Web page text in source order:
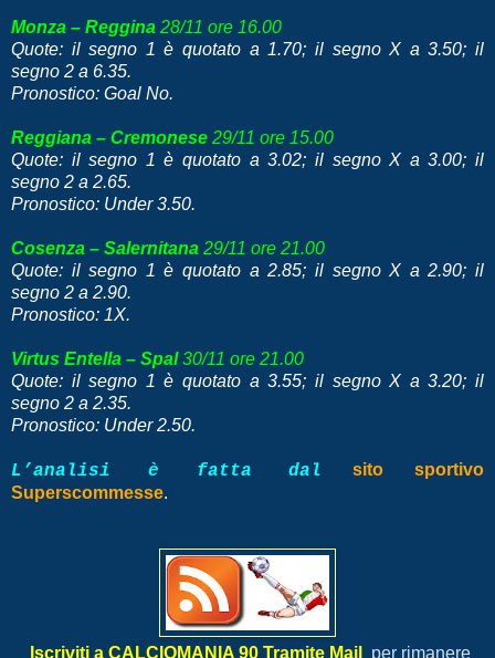
Monza – Reggina 28/11 ore 16.00
Quote: il segno 1 è quotato a 1.70; il segno X a 3.50; il
segno 2 a 6.35.
Pronostico: Goal No.
Reggiana – Cremonese 29/11 ore 15.00
Quote: il segno 1 è quotato a 3.02; il segno X a 3.00; il
segno 2 a 2.65.
Pronostico: Under 3.50.
Cosenza – Salernitana 29/11 ore 21.00
Quote: il segno 1 è quotato a 2.85; il segno X a 2.90; il
segno 2 a 2.90.
Pronostico: 1X.
Virtus Entella – Spal30/11 ore 21.00
Quote: il segno 1 è quotato a 3.55; il segno X a 3.20; il
segno 2 a 2.35.
Pronostico: Under 2.50.
L’analisi è fatta dal
sito sportivo
Superscommesse.
Iscriviti a CALCIOMANIA 90 Tramite Mail
per rimanere